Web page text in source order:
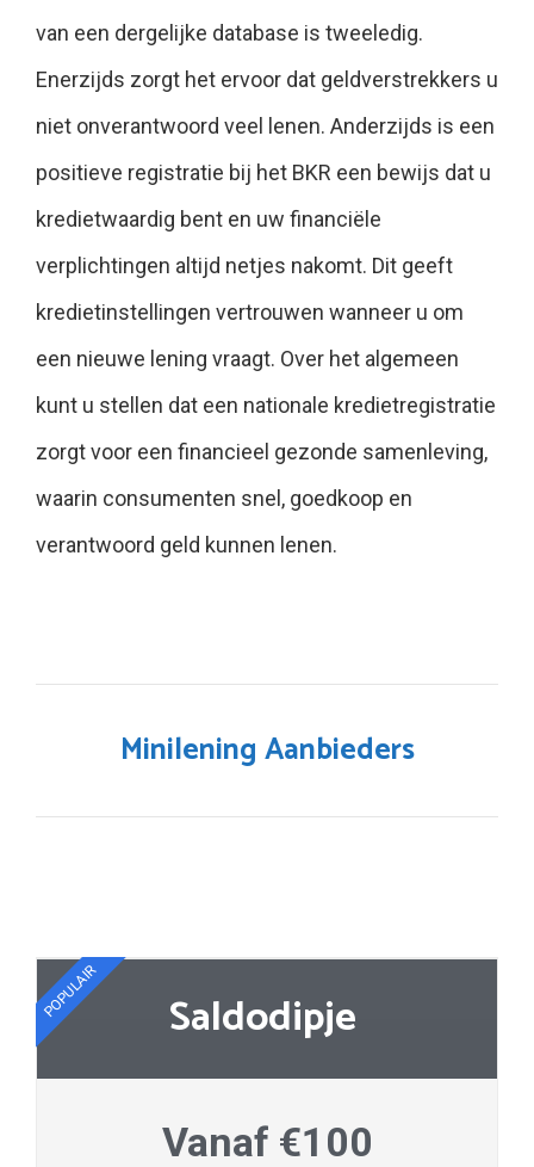
van een dergelijke database is tweeledig.
Enerzijds zorgt het ervoor dat geldverstrekkers u
niet onverantwoord veel lenen. Anderzijds is een
positieve registratie bij het BKR een bewijs dat u
kredietwaardig bent en uw financiële
verplichtingen altijd netjes nakomt. Dit geeft
kredietinstellingen vertrouwen wanneer u om
een nieuwe lening vraagt. Over het algemeen
kunt u stellen dat een nationale kredietregistratie
zorgt voor een financieel gezonde samenleving,
waarin consumenten snel, goedkoop en
verantwoord geld kunnen lenen.
Minilening Aanbieders
POPULAIR Saldodipje
Vanaf €100